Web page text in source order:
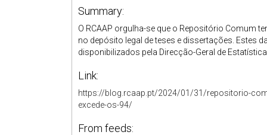
Summary:
O RCAAP orgulha-se que o Repositório Comum
no depósito legal de teses e dissertações. Estes
disponibilizados pela Direcção-Geral de
Link:
https://blog.rcaap.pt/2024/01/31/repositorio-
excede-os-94/
From feeds: